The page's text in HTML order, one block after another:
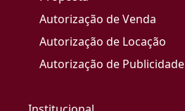
Autorização de Venda
Autorização de Locação
Autorização de Publicidade